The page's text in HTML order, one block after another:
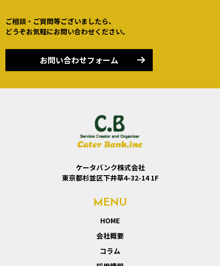
ご相談・ご質問等ございましたら、
どうぞお気軽にお問い合わせください。
お問い合わせフォーム
ケータバンク株式会社
東京都杉並区下井草4-32-14 1F
MENU
HOME
会社概要
コラム